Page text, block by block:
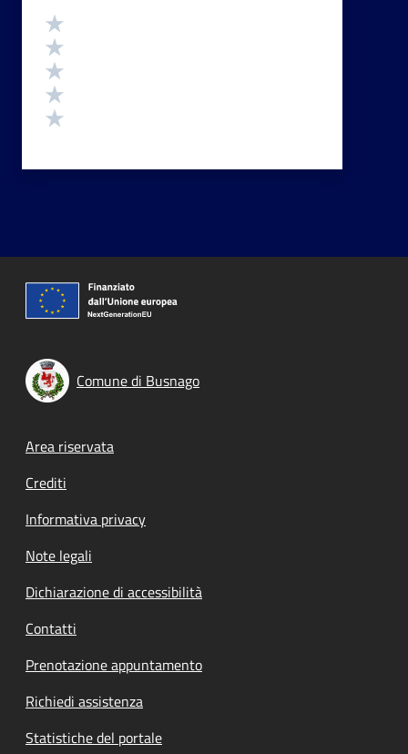
Valutazione
Comune di Busnago
Footer menu
Area riservata
Crediti
Informativa privacy
Note legali
Dichiarazione di accessibilità
Contatti
Prenotazione appuntamento
Richiedi assistenza
Statistiche del portale